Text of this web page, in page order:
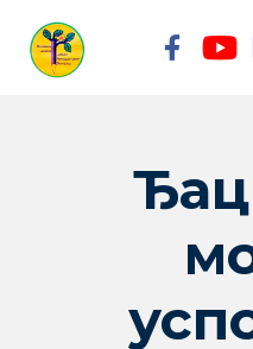
content